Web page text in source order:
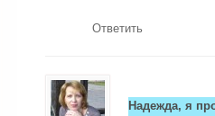
Ответить
Надежда, я